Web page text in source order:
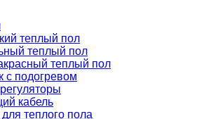
теплый пол
теплый пол
теплый пол
с подогревом
кабель
теплого пола